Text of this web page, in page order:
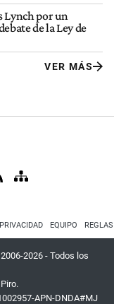
Lynch por un
de la Ley de
VER MÁS
PRIVACIDAD EQUIPO
2026 - Todos los
APN-DNDA#MJ